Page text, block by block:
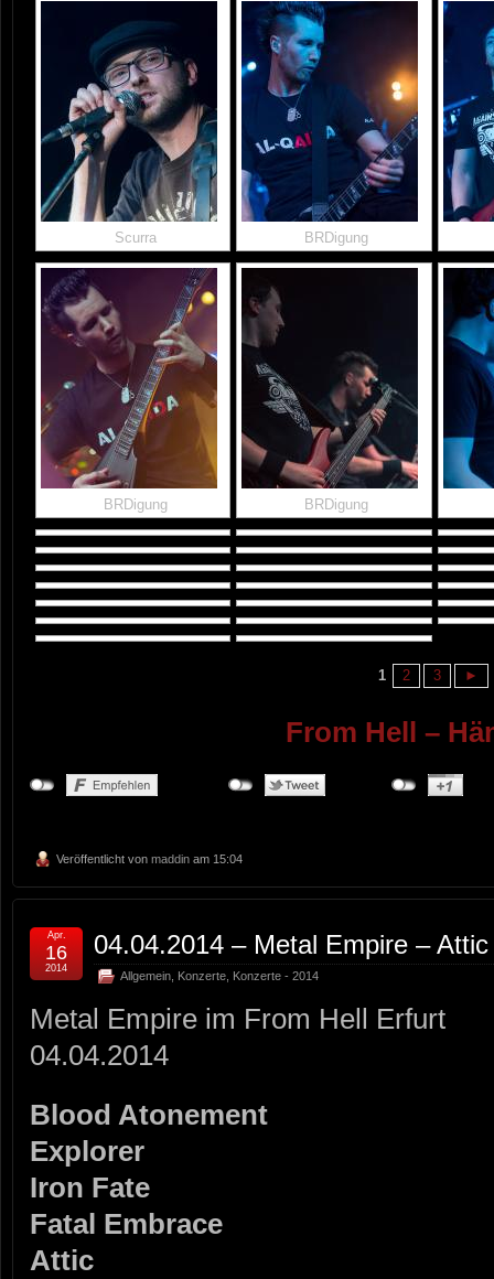
Scurra BRDigung
BRDigung BRDigung
1 2 3 ►
From Hell –
Veröffentlicht von maddin am 15:04
04.04.2014 – Metal Empire – Attic
Allgemein Konzerte Konzerte - 2014
Apr.
16
2014
Metal Empire im From Hell Erfurt
04.04.2014
Blood Atonement
Explorer
Iron Fate
Fatal Embrace
Attic